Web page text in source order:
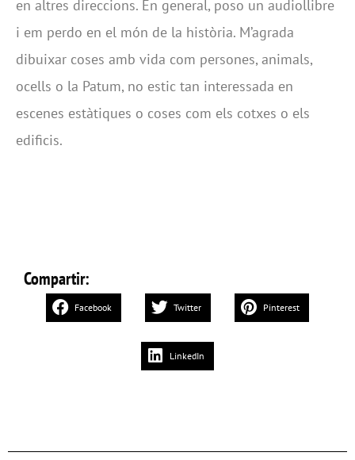
en altres direccions. En general, poso un audiollibre
i em perdo en el món de la història. M’agrada
dibuixar coses amb vida com persones, animals,
ocells o la Patum, no estic tan interessada en
escenes estàtiques o coses com els cotxes o els
edificis.
Compartir:
Facebook Twitter Pinterest
LinkedIn